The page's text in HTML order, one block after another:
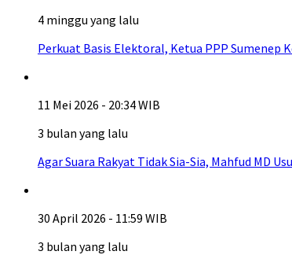
4 minggu yang lalu
Perkuat Basis Elektoral, Ketua PPP Sumenep
11 Mei 2026 - 20:34 WIB
3 bulan yang lalu
Agar Suara Rakyat Tidak Sia-Sia, Mahfud MD
30 April 2026 - 11:59 WIB
3 bulan yang lalu